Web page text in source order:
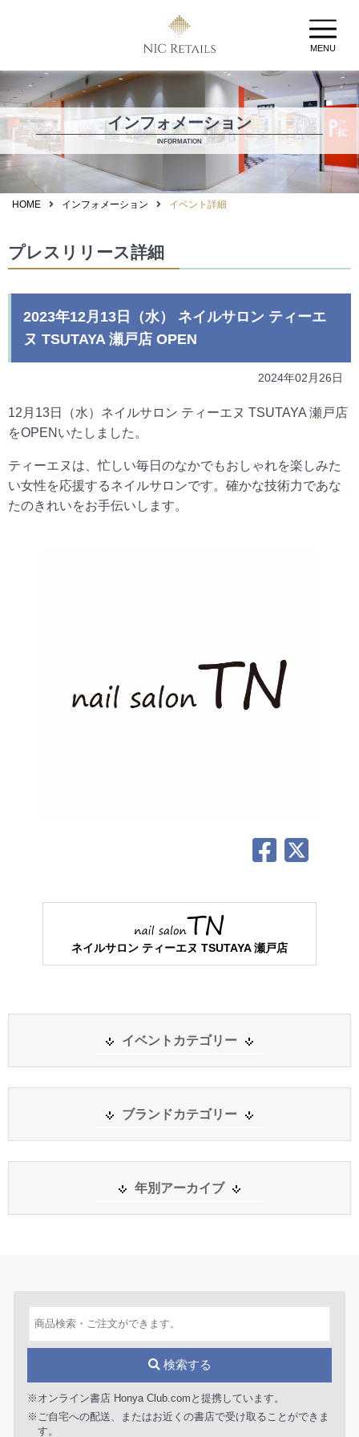
MENU
インフォメーション
INFORMATION
HOME インフォメーション イベント詳細
プレスリリース詳細
2023年12月13日（水） ネイルサロン ティーエ
ヌ TSUTAYA 瀬戸店 OPEN
2024年02月26日
12月13日（水）ネイルサロン ティーエヌ TSUTAYA 瀬戸店
をOPENいたしました。
ティーエヌは、忙しい毎日のなかでもおしゃれを楽しみた
い女性を応援するネイルサロンです。確かな技術力であな
たのきれいをお手伝いします。
ネイルサロン ティーエヌ TSUTAYA 瀬戸店
イベントカテゴリー
ブランドカテゴリー
年別アーカイブ
検索する
※オンライン書店 Honya Club.comと提携しています。
※ご自宅への配送、またはお近くの書店で受け取ることができま
す。